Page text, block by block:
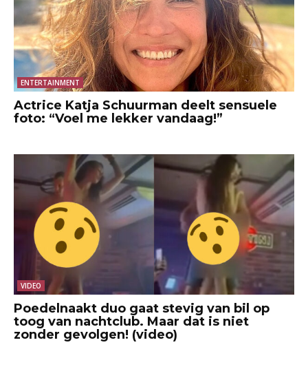
ENTERTAINMENT
Actrice Katja Schuurman deelt sensuele
foto: “Voel me lekker vandaag!”
VIDEO
Poedelnaakt duo gaat stevig van bil op
toog van nachtclub. Maar dat is niet
zonder gevolgen! (video)